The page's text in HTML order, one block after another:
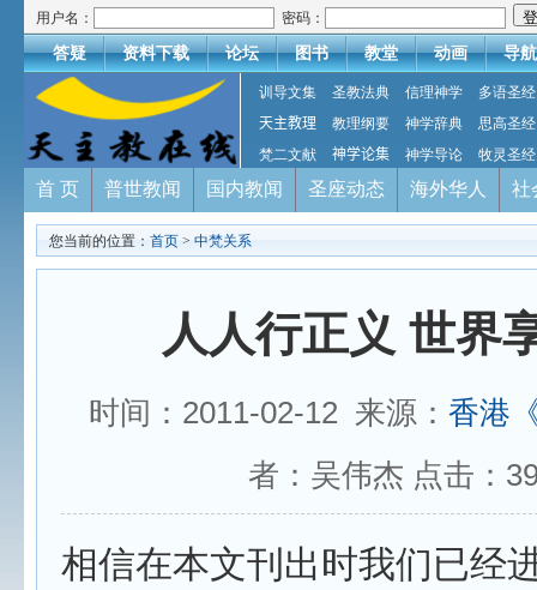
用户名： 密码：
答疑 资料下载 论坛 图书 教堂 动画 导航
训导文集 圣教法典 信理神学
多语圣经
天主教理
教理纲要 神学辞典
思高圣经
梵二文献
神学论集 神学导论 牧灵圣经
首 页 普世教闻 国内教闻 圣座动态 海外华人 社
您当前的位置： 首页 > 中梵关系
人人行正义 世界
时间：2011-02-12 来源： 香港
者：吴伟杰 点击：
相信在本文刊出时我们已经